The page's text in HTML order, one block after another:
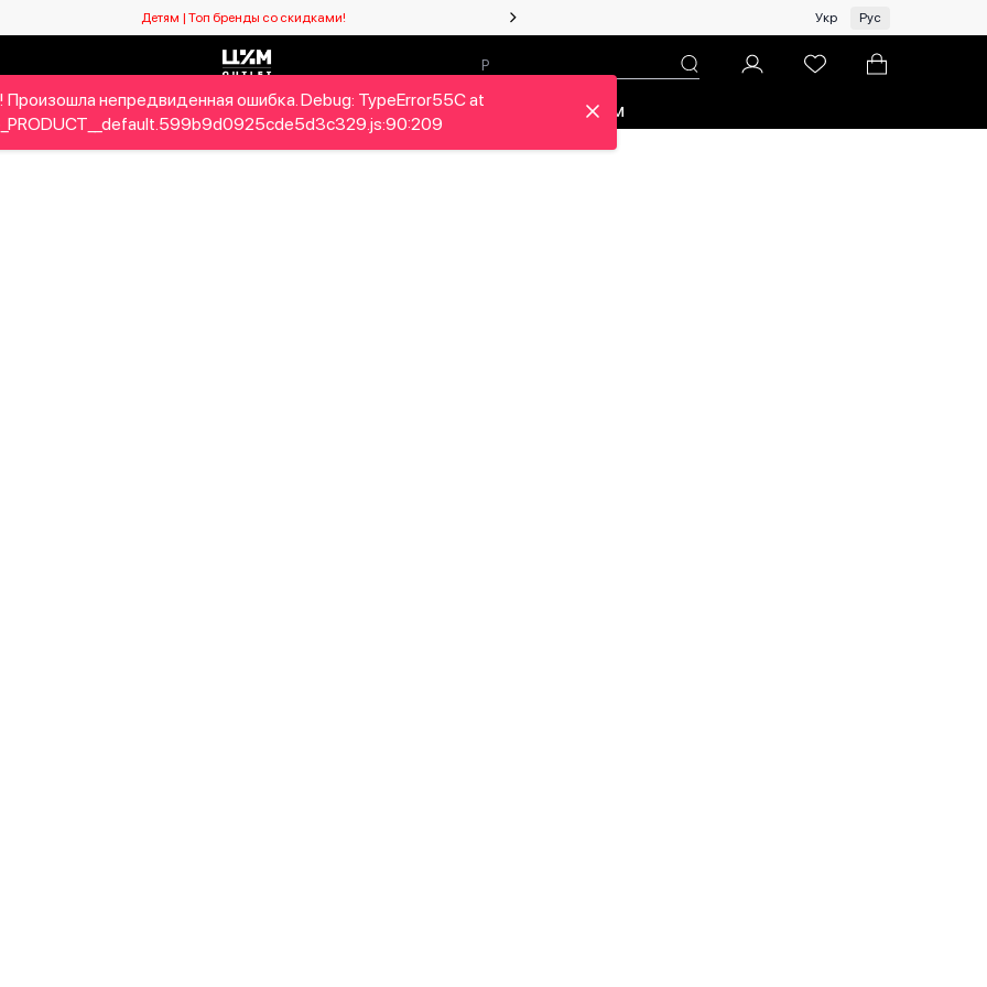
Детям | Топ бренды со скидками! Женщинам | Топ бренды со скидками!
Укр Рус
Детям Home&Gifts Бренды Новый сезон Про ЦУМ
Произошла непредвиденная ошибка. Debug: TypeError55C at